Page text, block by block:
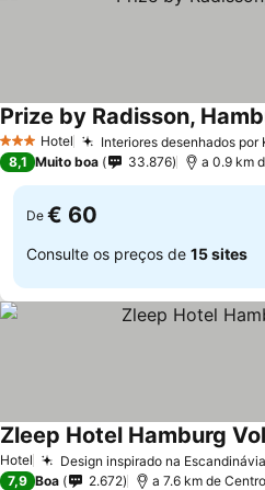
3 EstrelasHotel Interiores desenhados por
Prize by Radisson,
8,1 Muito boa 33.876 a 0.9 km
De € 60
Consulte os preços de 15 sites
Hotel Design inspirado na Escandinávia
Zleep Hotel Hamburg
7,9 Boa 2.672 a 7.6 km de